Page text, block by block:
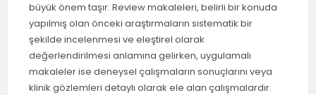
büyük önem taşır. Review makaleleri, belirli bir konuda
yapılmış olan önceki araştırmaların sistematik bir
şekilde incelenmesi ve eleştirel olarak
değerlendirilmesi anlamına gelirken, uygulamalı
makaleler ise deneysel çalışmaların sonuçlarını veya
klinik gözlemleri detaylı olarak ele alan çalışmalardır.